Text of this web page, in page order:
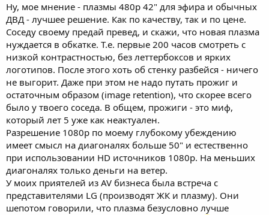
Ну, мое мнение - плазмы 480р 42" для эфира и обычных
ДВД - лучшее решение. Как по качеству, так и по цене.
Соседу своему предай превед, и скажи, что новая плазма
нуждается в обкатке. Т.е. первые 200 часов смотреть с
низкой контрастностью, без леттербоксов и ярких
логотипов. После этого хоть об стенку разбейся - ничего
не выгорит. Даже при этом не надо путать прожиг и
остаточным образом (image retention), что скорее всего
было у твоего соседа. В общем, прожиги - это миф,
который лет 5 уже как неактуален.
Разрешение 1080р по моему глубокому убеждению
имеет смысл на диагоналях больше 50" и естественно
при использовании HD источников 1080р. На меньших
диагоналях только деньги на ветер.
У моих приятелей из AV бизнеса была встреча с
представителями LG (производят ЖК и плазму). Они
шепотом говорили, что плазма безусловно лучше